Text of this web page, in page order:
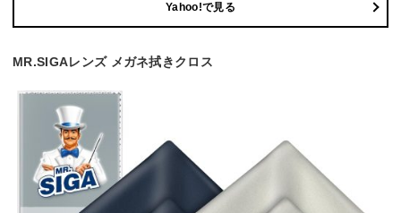
Yahoo!で見る
MR.SIGAレンズ メガネ拭きクロス